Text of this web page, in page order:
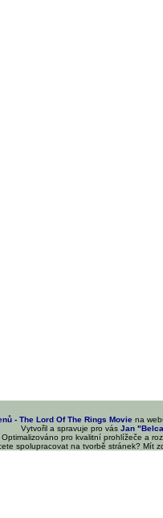
- The Lord Of The Rings Movie na
Vytvořil a spravuje pro vásJan
Optimalizováno pro kvalitní prohlížeče a
spolupracovat na tvorbě stránek? Mít